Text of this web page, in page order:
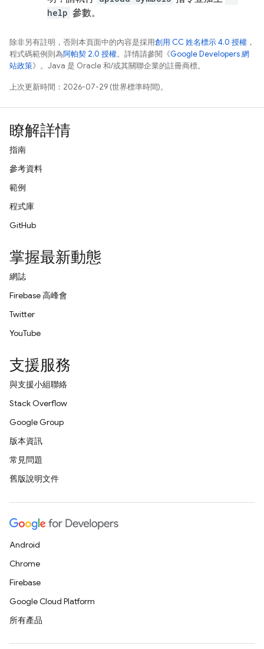
help 參數。
除非另有註明，否則本頁面中的內容是採用創用 CC 姓名標示 4.0 授權 ，
程式碼範例則為阿帕契 2.0 授權。詳情請參閱《Google Developers 網
站政策》。Java 是 Oracle 和/或其關聯企業的註冊商標。
上次更新時間：2026-07-29 (世界標準時間)。
瞭解詳情
指南
參考資料
範例
程式庫
GitHub
掌握最新動態
網誌
Firebase 高峰會
Twitter
YouTube
支援服務
與支援小組聯絡
Stack Overflow
Google Group
版本資訊
常見問題
舊版說明文件
Android
Chrome
Firebase
Google Cloud Platform
所有產品